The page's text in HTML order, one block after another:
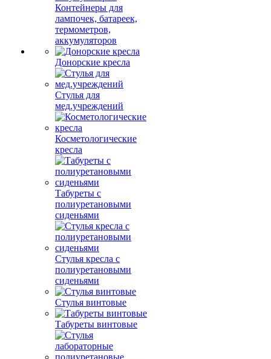
Контейнеры для
лампочек, батареек,
термометров,
аккумуляторов
Донорские кресла
Стулья для
мед.учреждений
Косметологические
кресла
Табуреты с
полиуретановыми
сиденьями
Стулья кресла с
полиуретановыми
сиденьями
Стулья винтовые
Табуреты винтовые